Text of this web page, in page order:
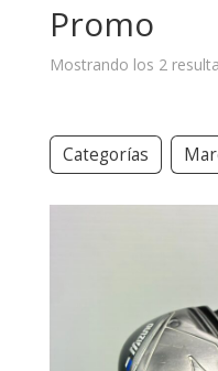
Promo
Mostrando los 2
Categorías